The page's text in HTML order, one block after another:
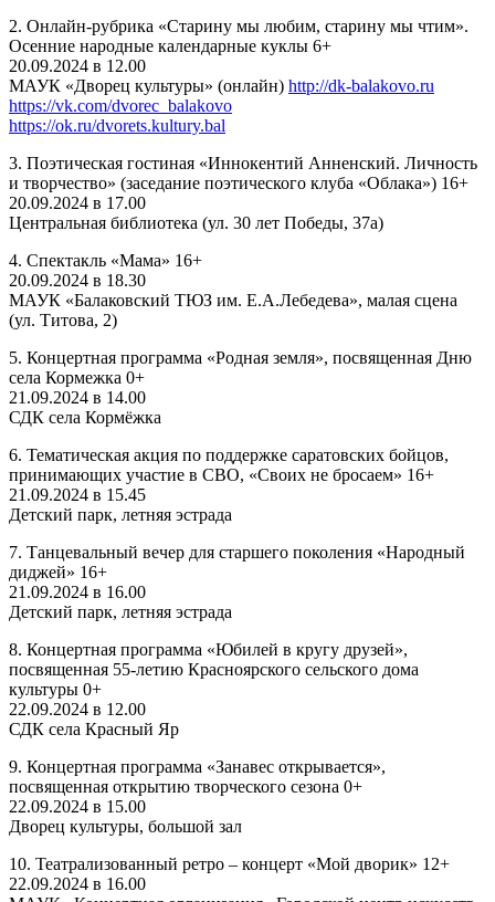
2. Онлайн-рубрика «Старину мы любим, старину мы чтим».
Осенние народные календарные куклы 6+
20.09.2024 в 12.00
МАУК «Дворец культуры» (онлайн) http://dk-balakovo.ru
https://vk.com/dvorec_balakovo
https://ok.ru/dvorets.kultury.bal
3. Поэтическая гостиная «Иннокентий Анненский. Личность
и творчество» (заседание поэтического клуба «Облака») 16+
20.09.2024 в 17.00
Центральная библиотека (ул. 30 лет Победы, 37а)
4. Спектакль «Мама» 16+
20.09.2024 в 18.30
МАУК «Балаковский ТЮЗ им. Е.А.Лебедева», малая сцена
(ул. Титова, 2)
5. Концертная программа «Родная земля», посвященная Дню
села Кормежка 0+
21.09.2024 в 14.00
СДК села Кормёжка
6. Тематическая акция по поддержке саратовских бойцов,
принимающих участие в СВО, «Своих не бросаем» 16+
21.09.2024 в 15.45
Детский парк, летняя эстрада
7. Танцевальный вечер для старшего поколения «Народный
диджей» 16+
21.09.2024 в 16.00
Детский парк, летняя эстрада
8. Концертная программа «Юбилей в кругу друзей»,
посвященная 55-летию Красноярского сельского дома
культуры 0+
22.09.2024 в 12.00
СДК села Красный Яр
9. Концертная программа «Занавес открывается»,
посвященная открытию творческого сезона 0+
22.09.2024 в 15.00
Дворец культуры, большой зал
10. Театрализованный ретро – концерт «Мой дворик» 12+
22.09.2024 в 16.00